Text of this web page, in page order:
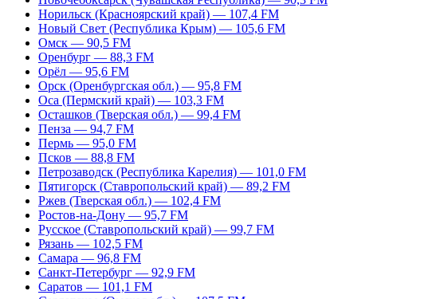
Норильск (Красноярский край) — 107,4 FM
Новый Свет (Республика Крым) — 105,6 FM
Омск — 90,5 FM
Оренбург — 88,3 FM
Орёл — 95,6 FM
Орск (Оренбургская обл.) — 95,8 FM
Оса (Пермский край) — 103,3 FM
Осташков (Тверская обл.) — 99,4 FM
Пенза — 94,7 FM
Пермь — 95,0 FM
Псков — 88,8 FM
Петрозаводск (Республика Карелия) — 101,0 FM
Пятигорск (Ставропольский край) — 89,2 FM
Ржев (Тверская обл.) — 102,4 FM
Ростов-на-Дону — 95,7 FM
Русское (Ставропольский край) — 99,7 FM
Рязань — 102,5 FM
Самара — 96,8 FM
Санкт-Петербург — 92,9 FM
Саратов — 101,1 FM